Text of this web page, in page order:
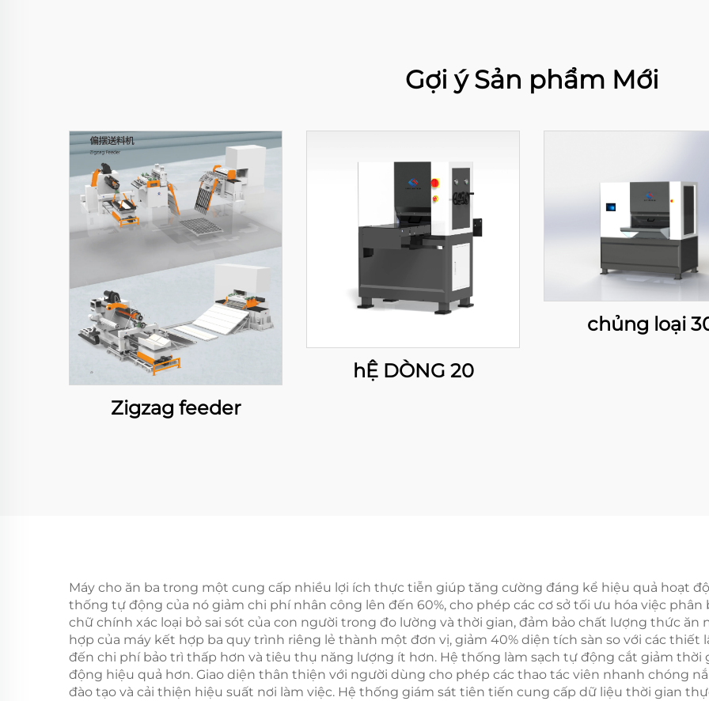
Gợi ý Sản phẩm Mới
Zigzag feeder
hỆ DÒNG 20
chủng loại
Máy cho ăn ba trong một cung cấp nhiều lợi ích thực tiễn giúp tăng cường đáng kể hiệu quả hoạt
thống tự động của nó giảm chi phí nhân công lên đến 60%, cho phép các cơ sở tối ưu hóa việc
chữ chính xác loại bỏ sai sót của con người trong đo lường và thời gian, đảm bảo chất lượng thức
hợp của máy kết hợp ba quy trình riêng lẻ thành một đơn vị, giảm 40% diện tích sàn so với các
đến chi phí bảo trì thấp hơn và tiêu thụ năng lượng ít hơn. Hệ thống làm sạch tự động cắt giảm thời
động hiệu quả hơn. Giao diện thân thiện với người dùng cho phép các thao tác viên nhanh chóng
đào tạo và cải thiện hiệu suất nơi làm việc. Hệ thống giám sát tiên tiến cung cấp dữ liệu thời gian